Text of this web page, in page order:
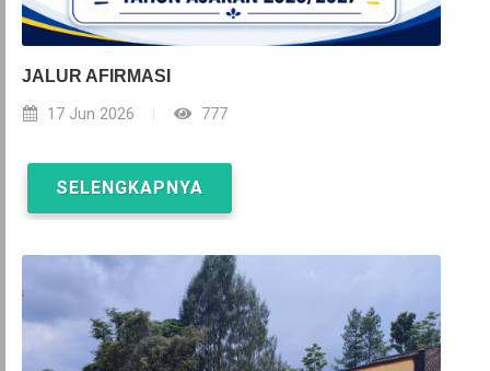
JALUR AFIRMASI
17 Jun 2026 777
SELENGKAPNYA